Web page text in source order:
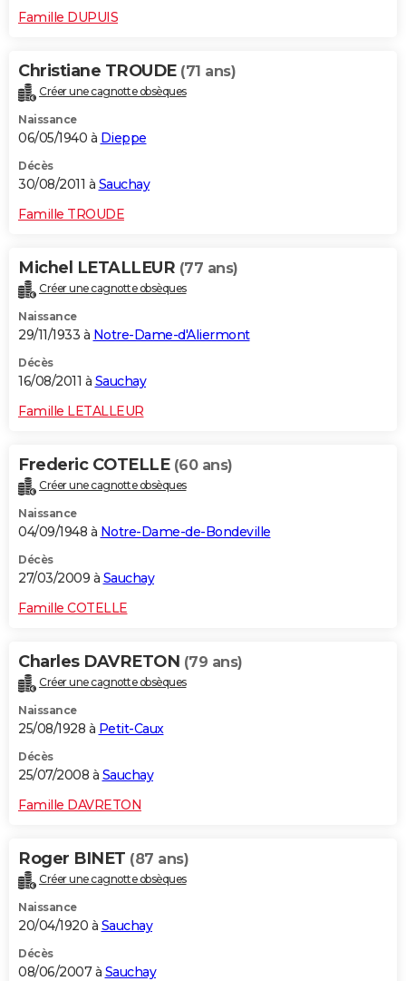
Famille DUPUIS
Christiane TROUDE (71 ans)
Créer une cagnotte obsèques
Naissance
06/05/1940 à Dieppe
Décès
30/08/2011 à Sauchay
Famille TROUDE
Michel LETALLEUR (77 ans)
Créer une cagnotte obsèques
Naissance
29/11/1933 à Notre-Dame-d'Aliermont
Décès
16/08/2011 à Sauchay
Famille LETALLEUR
Frederic COTELLE (60 ans)
Créer une cagnotte obsèques
Naissance
04/09/1948 à Notre-Dame-de-Bondeville
Décès
27/03/2009 à Sauchay
Famille COTELLE
Charles DAVRETON (79 ans)
Créer une cagnotte obsèques
Naissance
25/08/1928 à Petit-Caux
Décès
25/07/2008 à Sauchay
Famille DAVRETON
Roger BINET (87 ans)
Créer une cagnotte obsèques
Naissance
20/04/1920 à Sauchay
Décès
08/06/2007 à Sauchay